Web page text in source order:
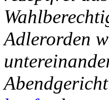
Adlerorden
Abendgericht